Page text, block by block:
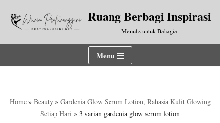
Lompat
Ruang Berbagi Inspirasi
Menulis untuk Bahagia
Menu
Home» Beauty» Gardenia Glow Serum Lotion, Rahasia Kulit Glowing
Setiap Hari » 3 varian gardenia glow serum lotion